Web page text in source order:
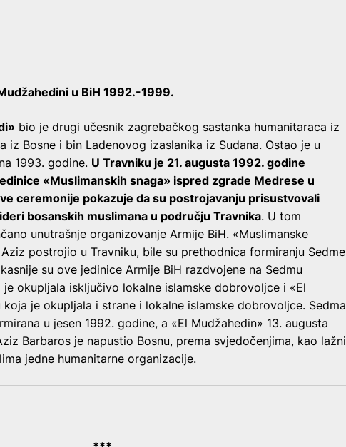
u BiH 1992.-1999.
bio je drugi učesnik zagrebačkog sastanka humanitaraca iz
iz Bosne i bin Ladenovog izaslanika iz Sudana. Ostao je u
1993. godine. U Travniku je 21. augusta 1992. godine
«Muslimanskih snaga» ispred zgrade Medrese u
ceremonije pokazuje da su postrojavanju prisustvovali
bosanskih muslimana u području Travnika. U tom
unutrašnje organizovanje Armije BiH. «Muslimanske
postrojio u Travniku, bile su prethodnica formiranju Sedme
su ove jedinice Armije BiH razdvojene na Sedmu
je okupljala isključivo lokalne islamske dobrovoljce i «El
je okupljala i strane i lokalne islamske dobrovoljce. Sedma
u jesen 1992. godine, a «El Mudžahedin» 13. augusta
Barbaros je napustio Bosnu, prema svjedočenjima, kao lažni
jedne humanitarne organizacije.